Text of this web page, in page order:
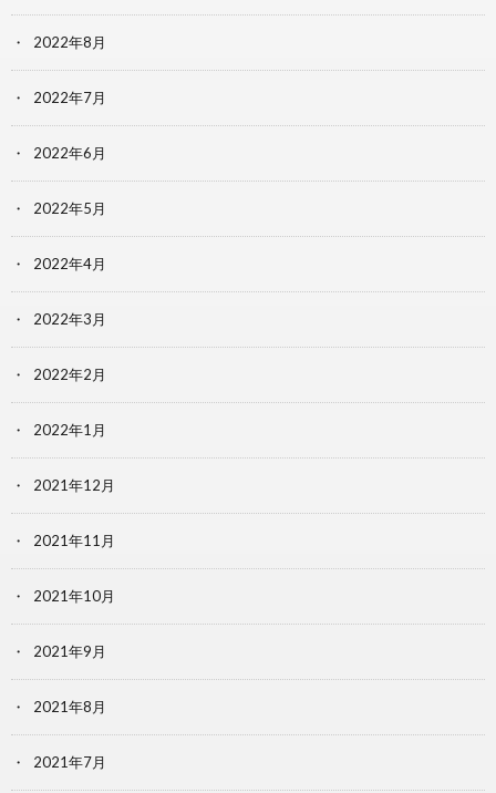
2022年8月
2022年7月
2022年6月
2022年5月
2022年4月
2022年3月
2022年2月
2022年1月
2021年12月
2021年11月
2021年10月
2021年9月
2021年8月
2021年7月